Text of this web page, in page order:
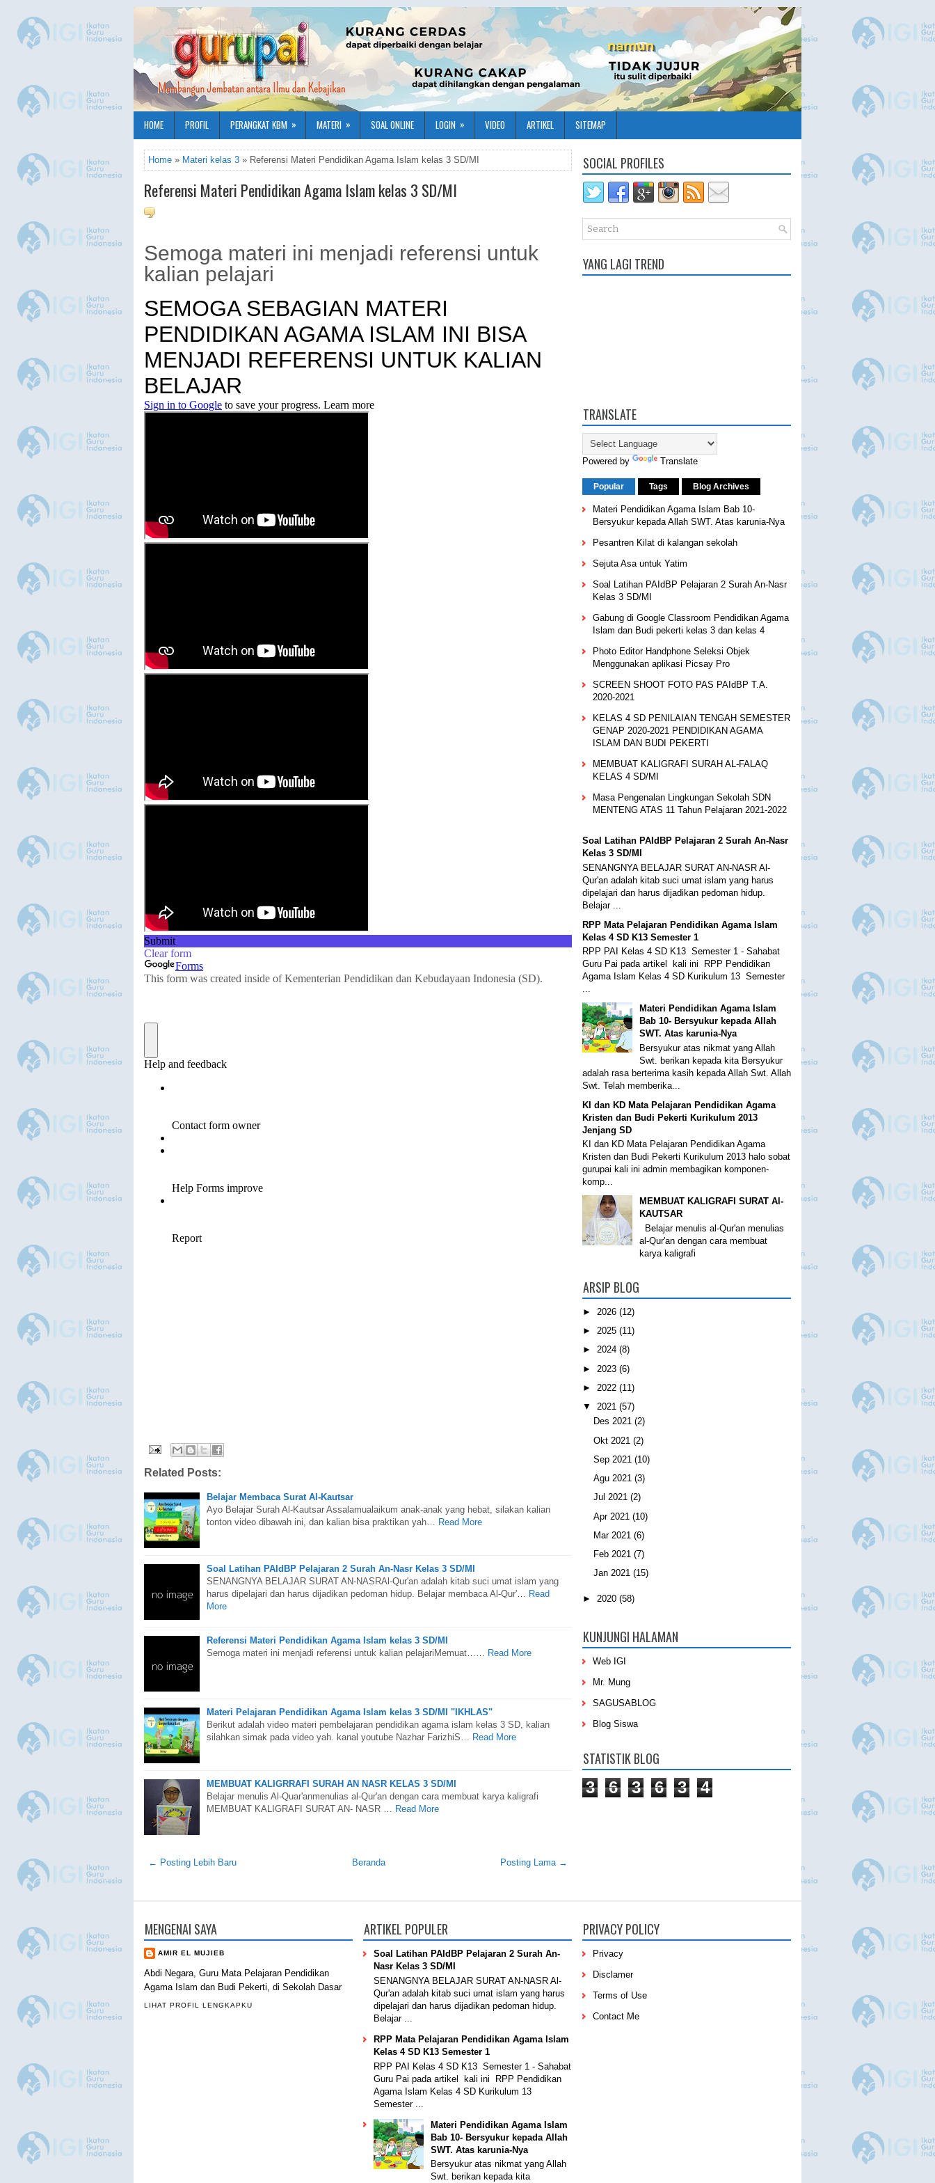
HOME PROFIL PERANGKAT KBM » MATERI » SOAL ONLINE LOGIN » VIDEO ARTIKEL SITEMAP
Home » Materi kelas 3 » Referensi Materi Pendidikan Agama Islam kelas 3 SD/MI
Referensi Materi Pendidikan Agama Islam kelas 3 SD/MI
Semoga materi ini menjadi referensi untuk
kalian pelajari
Related Posts:
Belajar Membaca Surat Al-Kautsar
Ayo Belajar Surah Al-Kautsar Assalamualaikum anak-anak yang hebat, silakan kalian
tonton video dibawah ini, dan kalian bisa praktikan yah… Read More
Soal Latihan PAIdBP Pelajaran 2 Surah An-Nasr Kelas 3 SD/MI
SENANGNYA BELAJAR SURAT AN-NASRAl-Qur'an adalah kitab suci umat islam yang
harus dipelajari dan harus dijadikan pedoman hidup. Belajar membaca Al-Qur'… Read
More
Referensi Materi Pendidikan Agama Islam kelas 3 SD/MI
Semoga materi ini menjadi referensi untuk kalian pelajariMemuat…… Read More
Materi Pelajaran Pendidikan Agama Islam kelas 3 SD/MI "IKHLAS"
Berikut adalah video materi pembelajaran pendidikan agama islam kelas 3 SD, kalian
silahkan simak pada video yah. kanal youtube Nazhar FarizhiS… Read More
MEMBUAT KALIGRRAFI SURAH AN NASR KELAS 3 SD/MI
Belajar menulis Al-Quar'anmenulias al-Qur'an dengan cara membuat karya kaligrafi
MEMBUAT KALIGRAFI SURAT AN- NASR … Read More
← Posting Lebih Baru Posting Lama →
Beranda
SOCIAL PROFILES
YANG LAGI TREND
TRANSLATE
Powered by Translate
Popular Tags Blog Archives
Materi Pendidikan Agama Islam Bab 10-
Bersyukur kepada Allah SWT. Atas karunia-Nya
Pesantren Kilat di kalangan sekolah
Sejuta Asa untuk Yatim
Soal Latihan PAIdBP Pelajaran 2 Surah An-Nasr
Kelas 3 SD/MI
Gabung di Google Classroom Pendidikan Agama
Islam dan Budi pekerti kelas 3 dan kelas 4
Photo Editor Handphone Seleksi Objek
Menggunakan aplikasi Picsay Pro
SCREEN SHOOT FOTO PAS PAIdBP T.A.
2020-2021
KELAS 4 SD PENILAIAN TENGAH SEMESTER
GENAP 2020-2021 PENDIDIKAN AGAMA
ISLAM DAN BUDI PEKERTI
MEMBUAT KALIGRAFI SURAH AL-FALAQ
KELAS 4 SD/MI
Masa Pengenalan Lingkungan Sekolah SDN
MENTENG ATAS 11 Tahun Pelajaran 2021-2022
Soal Latihan PAIdBP Pelajaran 2 Surah An-Nasr
Kelas 3 SD/MI
SENANGNYA BELAJAR SURAT AN-NASR Al-
Qur'an adalah kitab suci umat islam yang harus
dipelajari dan harus dijadikan pedoman hidup.
Belajar ...
RPP Mata Pelajaran Pendidikan Agama Islam
Kelas 4 SD K13 Semester 1
RPP PAI Kelas 4 SD K13 Semester 1 - Sahabat
Guru Pai pada artikel kali ini RPP Pendidikan
Agama Islam Kelas 4 SD Kurikulum 13 Semester
...
Materi Pendidikan Agama Islam
Bab 10- Bersyukur kepada Allah
SWT. Atas karunia-Nya
Bersyukur atas nikmat yang Allah
Swt. berikan kepada kita Bersyukur
adalah rasa berterima kasih kepada Allah Swt. Allah
Swt. Telah memberika...
KI dan KD Mata Pelajaran Pendidikan Agama
Kristen dan Budi Pekerti Kurikulum 2013
Jenjang SD
KI dan KD Mata Pelajaran Pendidikan Agama
Kristen dan Budi Pekerti Kurikulum 2013 halo sobat
gurupai kali ini admin membagikan komponen-
komp...
MEMBUAT KALIGRAFI SURAT Al-
KAUTSAR
Belajar menulis al-Qur'an menulias
al-Qur'an dengan cara membuat
karya kaligrafi
ARSIP BLOG
► 2026 (12)
► 2025 (11)
► 2024 (8)
► 2023 (6)
► 2022 (11)
▼ 2021 (57)
Des 2021 (2)
Okt 2021 (2)
Sep 2021 (10)
Agu 2021 (3)
Jul 2021 (2)
Apr 2021 (10)
Mar 2021 (6)
Feb 2021 (7)
Jan 2021 (15)
► 2020 (58)
KUNJUNGI HALAMAN
Web IGI
Mr. Mung
SAGUSABLOG
Blog Siswa
STATISTIK BLOG
3 6 3 6 3 4
MENGENAI SAYA
AMIR EL MUJIEB
Abdi Negara, Guru Mata Pelajaran Pendidikan
Agama Islam dan Budi Pekerti, di Sekolah Dasar
LIHAT PROFIL LENGKAPKU
ARTIKEL POPULER
Soal Latihan PAIdBP Pelajaran 2 Surah An-
Nasr Kelas 3 SD/MI
SENANGNYA BELAJAR SURAT AN-NASR Al-
Qur'an adalah kitab suci umat islam yang harus
dipelajari dan harus dijadikan pedoman hidup.
Belajar ...
RPP Mata Pelajaran Pendidikan Agama Islam
Kelas 4 SD K13 Semester 1
RPP PAI Kelas 4 SD K13 Semester 1 - Sahabat
Guru Pai pada artikel kali ini RPP Pendidikan
Agama Islam Kelas 4 SD Kurikulum 13
Semester ...
Materi Pendidikan Agama Islam
Bab 10- Bersyukur kepada Allah
SWT. Atas karunia-Nya
Bersyukur atas nikmat yang Allah
Swt. berikan kepada kita
PRIVACY POLICY
Privacy
Disclamer
Terms of Use
Contact Me